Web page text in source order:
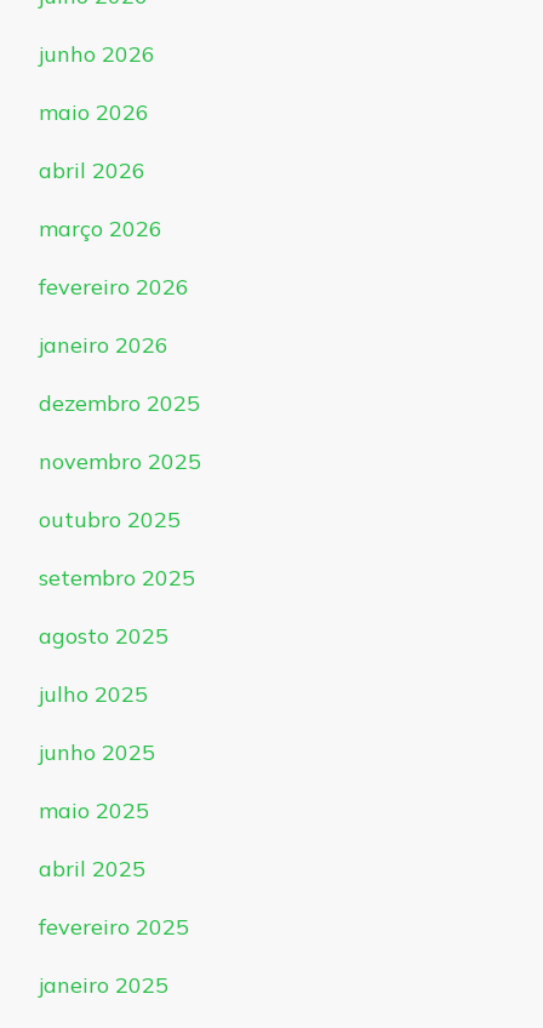
junho 2026
maio 2026
abril 2026
março 2026
fevereiro 2026
janeiro 2026
dezembro 2025
novembro 2025
outubro 2025
setembro 2025
agosto 2025
julho 2025
junho 2025
maio 2025
abril 2025
fevereiro 2025
janeiro 2025